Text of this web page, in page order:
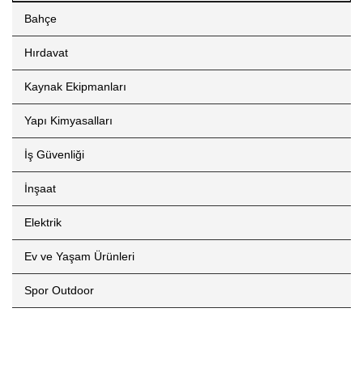
Bahçe
Hırdavat
Kaynak Ekipmanları
Yapı Kimyasalları
İş Güvenliği
İnşaat
Elektrik
Ev ve Yaşam Ürünleri
Spor Outdoor